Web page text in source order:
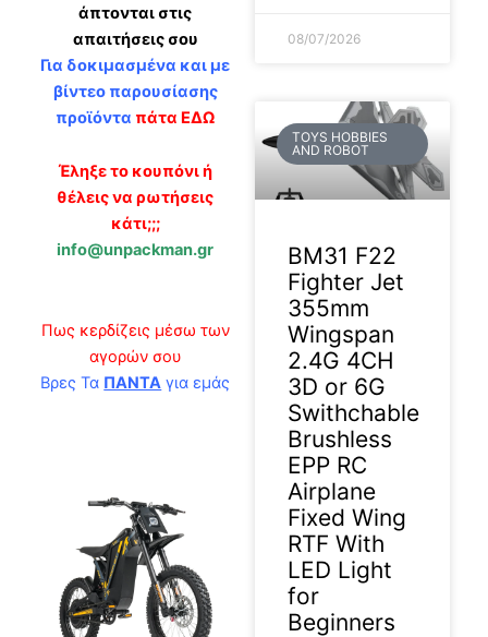
άπτονται στις
απαιτήσεις σου
Για δοκιμασμένα και με
βίντεο παρουσίασης
προϊόντα πάτα ΕΔΩ
Έληξε το κουπόνι ή
θέλεις να ρωτήσεις
κάτι;;;
info@unpackman.gr
Πως κερδίζεις μέσω των
αγορών σου
Βρες Τα ΠΑΝΤΑ για εμάς
08/07/2026
TOYS HOBBIES
AND ROBOT
BM31 F22
Fighter Jet
355mm
Wingspan
2.4G 4CH
3D or 6G
Swithchable
Brushless
EPP RC
Airplane
Fixed Wing
RTF With
LED Light
for
Beginners